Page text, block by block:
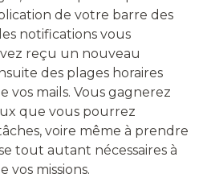
de votre barre des
notifications vous
reçu un nouveau
des plages horaires
vos mails. Vous gagnerez
que vous pourrez
voire même à prendre
tout autant nécessaires à
vos missions.